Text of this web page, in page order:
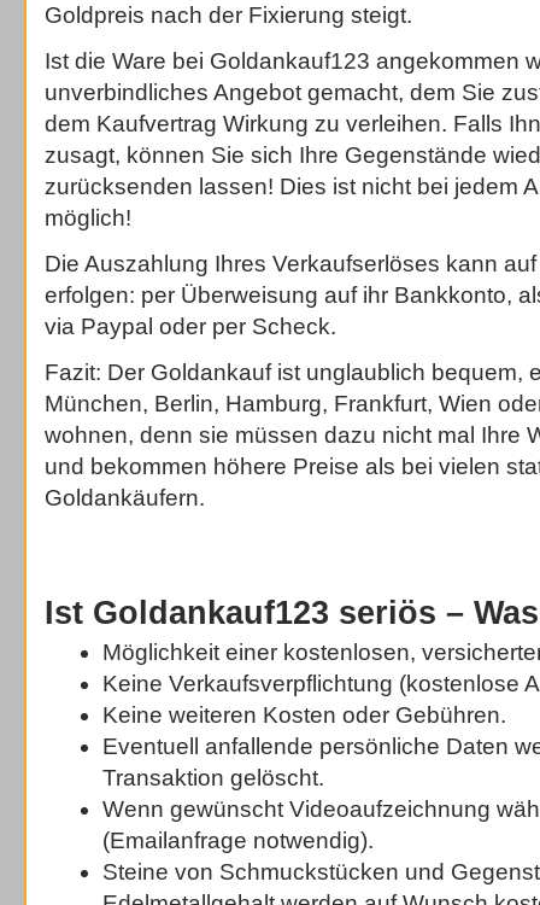
Goldpreis nach der Fixierung steigt.
Ist die Ware bei Goldankauf123 angekommen
unverbindliches Angebot gemacht, dem Sie
dem Kaufvertrag Wirkung zu verleihen. Falls
zusagt, können Sie sich Ihre Gegenstände
zurücksenden lassen! Dies ist nicht bei jedem
möglich!
Die Auszahlung Ihres Verkaufserlöses kann
erfolgen: per Überweisung auf ihr Bankkonto,
via Paypal oder per Scheck.
Fazit: Der Goldankauf ist unglaublich bequem,
München, Berlin, Hamburg, Frankfurt, Wien
wohnen, denn sie müssen dazu nicht mal Ihre
und bekommen höhere Preise als bei vielen
Goldankäufern.
Ist Goldankauf123 seriös –
Möglichkeit einer kostenlosen,
Keine Verkaufsverpflichtung (kostenlose
Keine weiteren Kosten oder Gebühren.
Eventuell anfallende persönliche Daten
Transaktion gelöscht.
Wenn gewünscht Videoaufzeichnung
(Emailanfrage notwendig).
Steine von Schmuckstücken und